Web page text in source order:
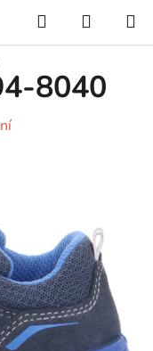
Hledat
KOŠÍK
8040